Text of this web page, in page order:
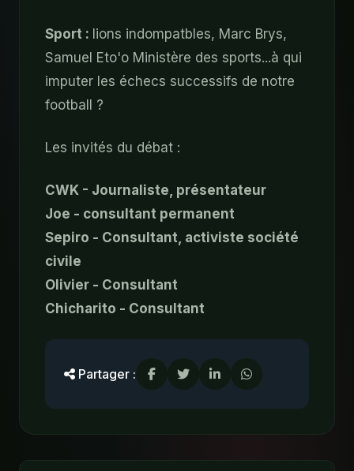
Sport : lions indompatbles, Marc Brys,
Samuel Eto'o Ministère des sports...à qui
imputer les échecs successifs de notre
football ?
Les invités du débat :
CWK - Journaliste, présentateur
Joe - consultant permanent
Sepiro - Consultant, activiste société
civile
Olivier - Consultant
Chicharito - Consultant
Partager :